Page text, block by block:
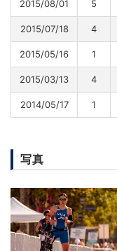
2015/08/01 5
2015/07/18 4
2015/05/16 1
2015/03/13 4
2014/05/17 1
写真